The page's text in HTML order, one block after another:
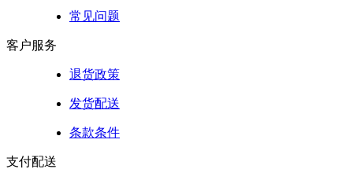
常见问题
客户服务
退货政策
发货配送
条款条件
支付配送